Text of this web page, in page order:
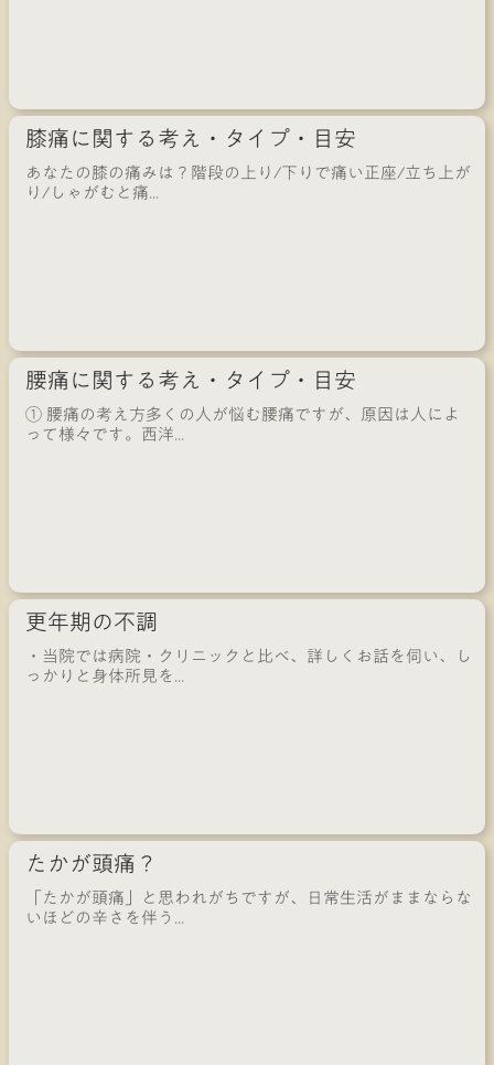
膝痛に関する考え・タイプ・目安
あなたの膝の痛みは？階段の上り/下りで痛い正座/立ち上が
り/しゃがむと痛...
腰痛に関する考え・タイプ・目安
① 腰痛の考え方多くの人が悩む腰痛ですが、原因は人によ
って様々です。西洋...
更年期の不調
・当院では病院・クリニックと比べ、詳しくお話を伺い、し
っかりと身体所見を...
たかが頭痛？
「たかが頭痛」と思われがちですが、日常生活がままならな
いほどの辛さを伴う...